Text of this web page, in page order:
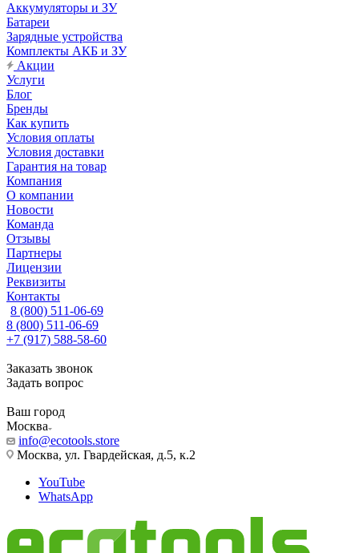
Аккумуляторы и ЗУ
Батареи
Зарядные устройства
Комплекты АКБ и ЗУ
Акции
Услуги
Блог
Бренды
Как купить
Условия оплаты
Условия доставки
Гарантия на товар
Компания
О компании
Новости
Команда
Отзывы
Партнеры
Лицензии
Реквизиты
Контакты
8 (800) 511-06-69
8 (800) 511-06-69
+7 (917) 588-58-60
Заказать звонок
Задать вопрос
Ваш город
Москва
info@ecotools.store
Москва, ул. Гвардейская, д.5, к.2
YouTube
WhatsApp